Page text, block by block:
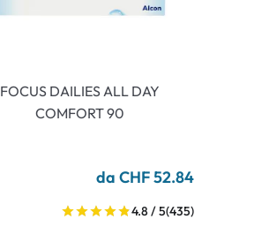
FOCUS DAILIES ALL DAY
COMFORT 90
da CHF 52.84
4.8 / 5(435)